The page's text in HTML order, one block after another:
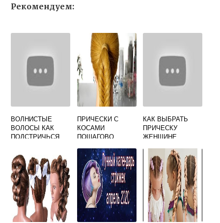
Рекомендуем:
ВОЛНИСТЫЕ
ВОЛОСЫ КАК
ПОДСТРИЧЬСЯ
ПРИЧЕСКИ С
КОСАМИ
ПОШАГОВО
КАК ВЫБРАТЬ
ПРИЧЕСКУ
ЖЕНЩИНЕ